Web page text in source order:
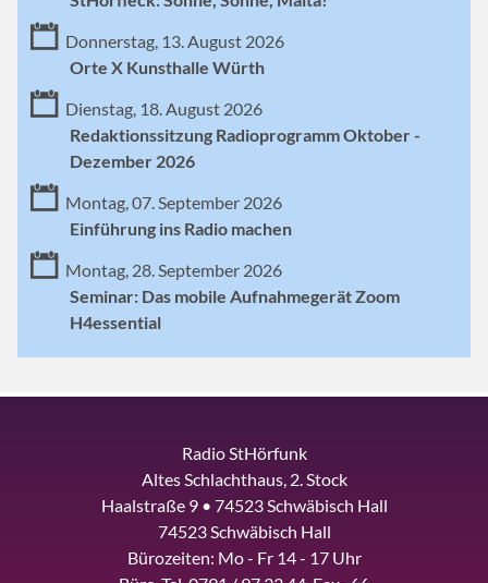
Donnerstag, 13. August 2026
Orte X Kunsthalle Würth
Dienstag, 18. August 2026
Redaktionssitzung Radioprogramm Oktober -
Dezember 2026
Montag, 07. September 2026
Einführung ins Radio machen
Montag, 28. September 2026
Seminar: Das mobile Aufnahmegerät Zoom
H4essential
Radio StHörfunk
Altes Schlachthaus, 2. Stock
Haalstraße 9 • 74523 Schwäbisch Hall
74523 Schwäbisch Hall
Bürozeiten: Mo - Fr 14 - 17 Uhr